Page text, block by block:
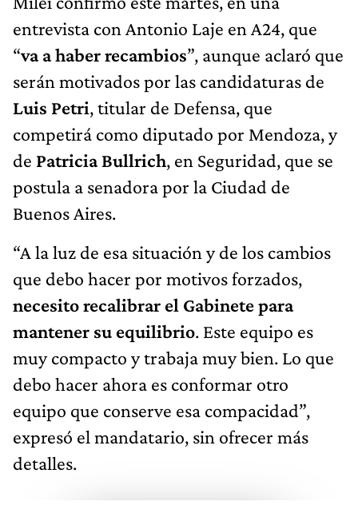
entrevista con Antonio Laje en A24, que
“va a haber recambios”, aunque aclaró que
serán motivados por las candidaturas de
Luis Petri, titular de Defensa, que
competirá como diputado por Mendoza, y
de Patricia Bullrich, en Seguridad, que se
postula a senadora por la Ciudad de
Buenos Aires.
“A la luz de esa situación y de los cambios
que debo hacer por motivos forzados,
necesito recalibrar el Gabinete para
mantener su equilibrio. Este equipo es
muy compacto y trabaja muy bien. Lo que
debo hacer ahora es conformar otro
equipo que conserve esa compacidad”,
expresó el mandatario, sin ofrecer más
detalles.